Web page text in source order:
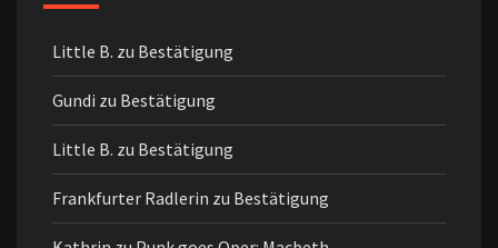
Little B. zu Bestätigung
Gundi zu Bestätigung
Little B. zu Bestätigung
Frankfurter Radlerin zu Bestätigung